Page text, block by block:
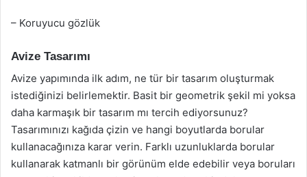
– Koruyucu gözlük
Avize Tasarımı
Avize yapımında ilk adım, ne tür bir tasarım oluşturmak
istediğinizi belirlemektir. Basit bir geometrik şekil mi yoksa
daha karmaşık bir tasarım mı tercih ediyorsunuz?
Tasarımınızı kağıda çizin ve hangi boyutlarda borular
kullanacağınıza karar verin. Farklı uzunluklarda borular
kullanarak katmanlı bir görünüm elde edebilir veya boruları